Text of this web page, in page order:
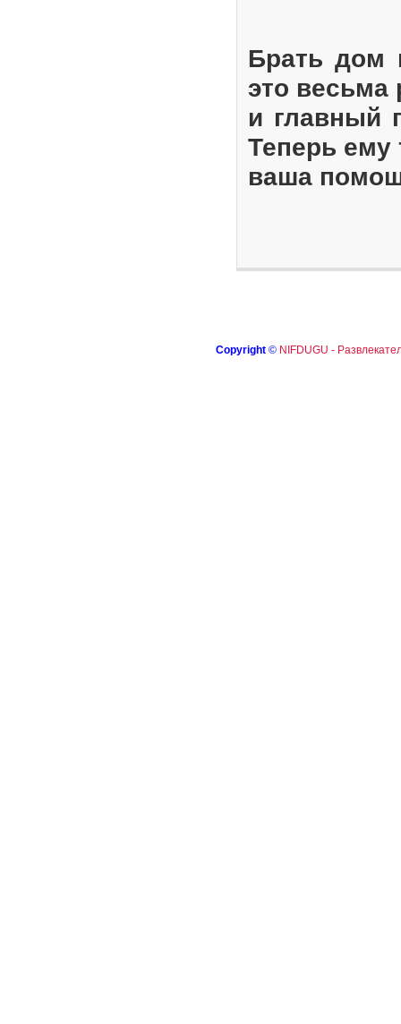
Брать дом
это весьма
и главный
Теперь ему
ваша
Copyright © NIFDUGU -